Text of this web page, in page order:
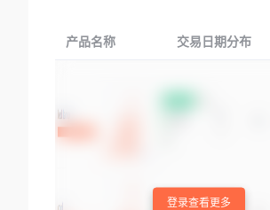
产品名称 交易日期分布
登录查看更多